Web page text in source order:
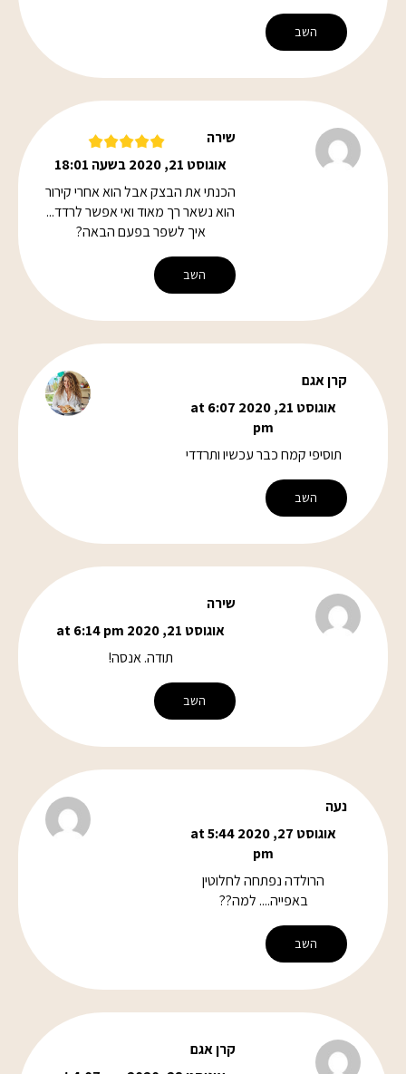
השב
שירה
אוגוסט 21, 2020 בשעה 18:01
הכנתי את הבצק אבל הוא אחרי קירור
הוא נשאר רך מאוד ואי אפשר לרדד...
איך לשפר בפעם הבאה?
השב
קרן אגם
אוגוסט 21, 2020 at 6:07
pm
תוסיפי קמח כבר עכשיו ותרדדי
השב
שירה
אוגוסט 21, 2020 at 6:14 pm
תודה. אנסה!
השב
נעה
אוגוסט 27, 2020 at 5:44
pm
הרולדה נפתחה לחלוטין
באפייה.... למה??
השב
קרן אגם